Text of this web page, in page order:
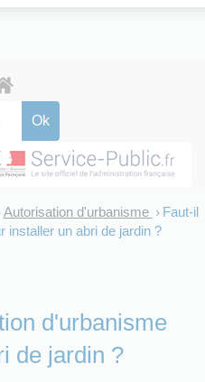
Autorisation d'urbanisme > Faut-il
installer un abri de jardin ?
d'urbanisme
de jardin ?